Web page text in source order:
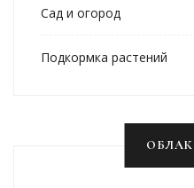
Сад и огород
Подкормка растений